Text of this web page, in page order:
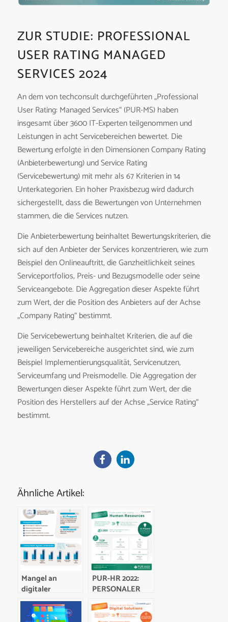
ZUR STUDIE: PROFESSIONAL
USER RATING MANAGED
SERVICES 2024
An dem von techconsult durchgeführten „Professional
User Rating: Managed Services“ (PUR-MS) haben
insgesamt über 3600 IT-Experten teilgenommen und
Leistungen in acht Servicebereichen bewertet. Die
Bewertung erfolgte in den Dimensionen Company Rating
(Anbieterbewertung) und Service Rating
(Servicebewertung) mit mehr als 67 Kriterien in 14
Unterkategorien. Ein hoher Praxisbezug wird dadurch
sichergestellt, dass die Bewertungen von Unternehmen
stammen, die die Services nutzen.
Die Anbieterbewertung beinhaltet Bewertungskriterien, die
sich auf den Anbieter der Services konzentrieren, wie zum
Beispiel den Onlineauftritt, die Ganzheitlichkeit seines
Serviceportfolios, Preis- und Bezugsmodelle oder seine
Serviceangebote. Die Aggregation dieser Aspekte führt
zum Wert, der die Position des Anbieters auf der Achse
„Company Rating“ bestimmt.
Die Servicebewertung beinhaltet Kriterien, die auf die
jeweiligen Servicebereiche ausgerichtet sind, wie zum
Beispiel Implementierungsqualität, Servicenutzen,
Serviceumfang und Preismodelle. Die Aggregation der
Bewertungen dieser Aspekte führt zum Wert, der die
Position des Herstellers auf der Achse „Service Rating“
bestimmt.
Ähnliche Artikel:
Mangel an
digitaler
Kompetenz
gefährdet
PUR-HR 2022:
PERSONALER
SCHÄTZEN IHRE
HR-